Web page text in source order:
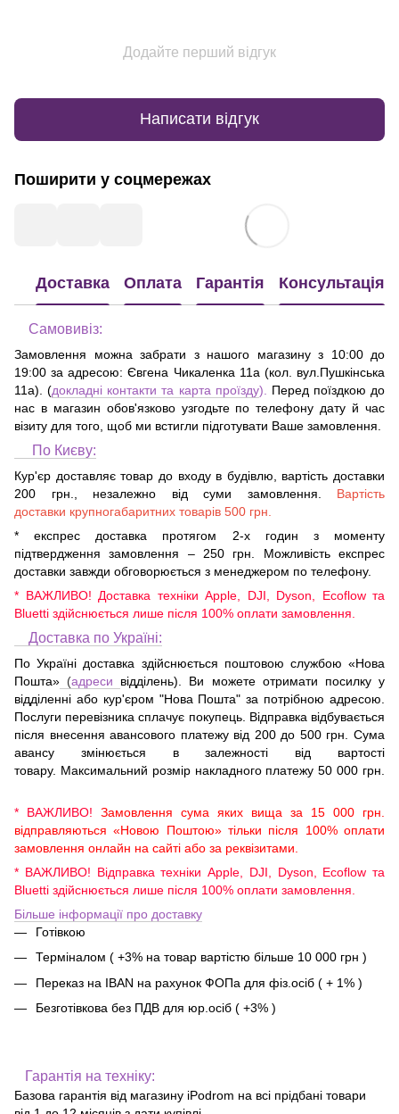
Додайте перший відгук
Написати відгук
Поширити у соцмережах
Доставка Оплата Гарантія Консультація
Самовивіз:
Замовлення можна забрати з нашого магазину з 10:00 до
19:00 за адресою:Євгена Чикаленка 11а (кол. вул.Пушкінська
11а) . (докладні контакти та карта проїзду). Перед поїздкою до
нас в магазин обов'язково узгодьте по телефону дату й час
візиту для того, щоб ми встигли підготувати Ваше замовлення.
По Києву:
Кур'єр доставляє товар до входу в будівлю, вартість доставки
200 грн., незалежно від суми замовлення. Вартість
доставки крупногабаритних товарів 500 грн.
* експрес доставка протягом 2-х годин з моменту
підтвердження замовлення – 250 грн. Можливість експрес
доставки завжди обговорюється з менеджером по телефону.
* ВАЖЛИВО! Доставка техніки Apple, DJI, Dyson, Ecoflow та
Bluetti здійснюється лише після 100% оплати замовлення.
Доставка по Україні:
По Україні доставка здійснюється поштовою службою «Нова
Пошта» (адреси
відділень). Ви можете отримати посилку у
відділенні або кур'єром "Нова Пошта" за потрібною адресою.
Послуги перевізника сплачує покупець. Відправка відбувається
після внесення авансового платежу від 200 до 500 грн. Сума
авансу змінюється в залежності від вартості
товару. Максимальний розмір накладного платежу 50 000 грн.
* ВАЖЛИВО! Замовлення сума яких вища за 15 000 грн.
відправляються «Новою Поштою» тільки після 100% оплати
замовлення онлайн на сайті або за реквізитами.
* ВАЖЛИВО! Відправка техніки Apple, DJI, Dyson, Ecoflow та
Bluetti здійснюється лише після 100% оплати замовлення.
Більше інформації про доставку
Готівкою
Терміналом ( +3% на товар вартістю більше 10 000 грн )
Переказ на IBAN на рахунок ФОПа для фіз.осіб ( + 1% )
Безготівкова без ПДВ для юр.осіб ( +3% )
Гарантія на техніку:
Базова гарантія від магазину iPodrom на всі прідбані товари